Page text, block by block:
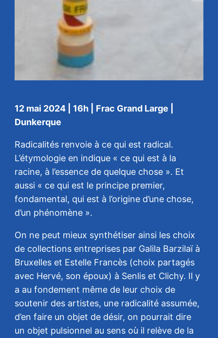
12 mai 2024 | 16h | Frac Grand Large |
Dunkerque
Radicalités renvoie à ce qui est radical.
L’étymologie en indique « ce qui est à la
racine, à l’essence de quelque chose ». Et
aussi « ce qui est le principe premier,
fondamental, qui est à l’origine d’une chose,
d’un phénomène ».
On ne peut mieux synthétiser ainsi les choix
de collections entreprises par Galila Barzilaï à
Bruxelles et Estelle Francès (choix partagés
avec Hervé, son époux) à Senlis et Clichy. Il y
a au fondement même de leur choix de
soutenir des artistes, une radicalité assumée,
d’en faire un objet de désir, on pourrait dire
un objet pulsionnel au sens où il relève de la